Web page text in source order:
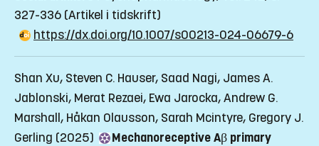
327-336 (Artikel i tidskrift)
https://dx.doi.org/10.1007/s00213-024-06679-6
Shan Xu, Steven C. Hauser, Saad Nagi, James A.
Jablonski, Merat Rezaei, Ewa Jarocka, Andrew G.
Marshall, Håkan Olausson, Sarah Mcintyre, Gregory J.
Gerling (2025)
Mechanoreceptive Aβ primary